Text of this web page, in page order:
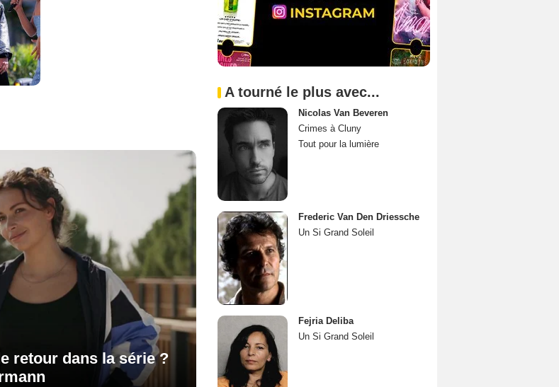
retour dans la série ?
A tourné le plus avec...
Nicolas Van Beveren
Crimes à Cluny
Tout pour la lumière
Frederic Van Den Driessche
Un Si Grand Soleil
Fejria Deliba
Un Si Grand Soleil